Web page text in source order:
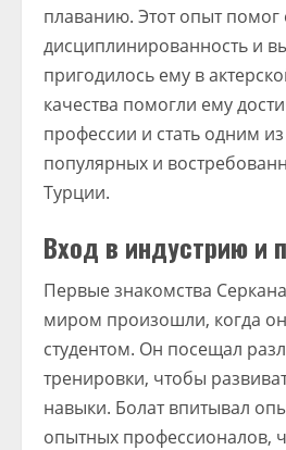
плаванию. Этот опыт помог
дисциплинированность и
пригодилось ему в
качества помогли ему
профессии и стать одним
популярных и
Турции.
Вход в индустрию и
Первые знакомства
миром произошли, когда
студентом. Он посещал
тренировки, чтобы
навыки. Болат впитывал
опытных профессионалов,